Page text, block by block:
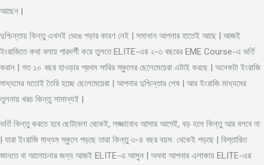
আছেন |
দুশ্চিন্তায় কিন্তু এখনই ভেঙে পড়ার কারণ নেই | সমাধান আপনার হাতেই আছে | আজই
ইংরাজিতে কথা বলায় পারদর্শী করে তুলতে ELITE-এর ২-৩ বছরের EME Course-এ ভর্তি
করান | গত ১০ বছর হাওড়ার প্রথম সারির স্কুলের ছেলেমেয়েরা এটাই করছে | অনেকটা ইংরাজি
মাধ্যমের মতোই তৈরি হচ্ছে ছেলেমেয়েরা | আপনার দুশ্চিন্তার শেষ | আর ইংরাজি মাধ্যমের
তুলনায় খরচ কিন্তু সামান্যই |
ভর্তি কিন্তু করতে হবে ছোটবেলা থেকেই, লজ্জাবোধ আসার আগেই, বড় হলে কিন্তু আর বলবে না
| যারা ইংরাজি মাধ্যম স্কুলে পড়ছে তারা কিন্তু ৩-৪ বছর বয়স থেকেই পড়ছে | বিস্তারিত
জানতে বা আলোচনার জন্য আজই ELITE-এ আসুন | অথবা আপনার এলাকায় ELITE-এর